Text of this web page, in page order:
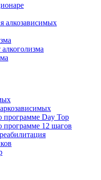
алкозависимых
программе Day Top
программе 12 шагов